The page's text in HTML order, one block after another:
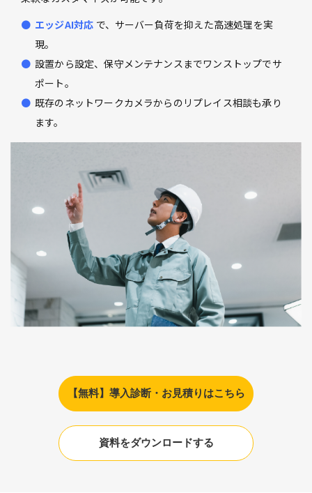
エッジAI対応 で、サーバー負荷を抑えた高速処理を実
現。
設置から設定、保守メンテナンスまでワンストップでサ
ポート。
既存のネットワークカメラからのリプレイス相談も承り
ます。
【無料】導入診断・お見積りはこちら
資料をダウンロードする